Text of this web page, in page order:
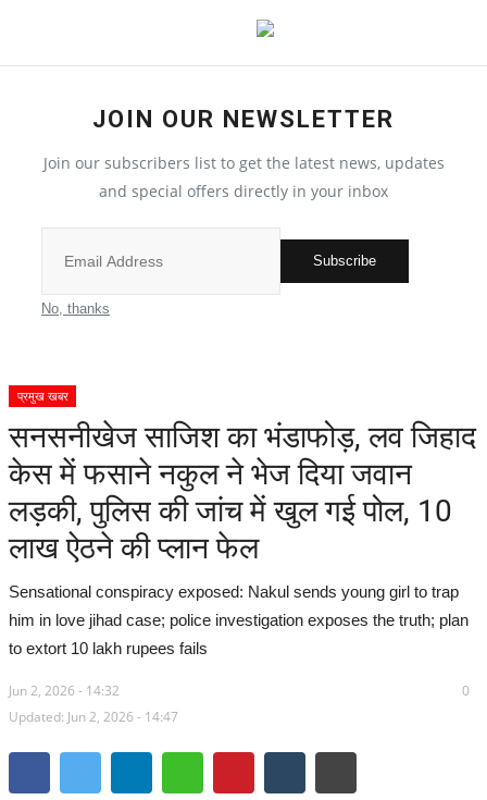
मुख्य समाचार
छत्तीसगढ़
All
सरगुजा संभाग
बिलासपुर संभाग
रायपुर संभाग
दुर्ग संभाग
बस्तर संभाग
JOIN OUR NEWSLETTER
Join our subscribers list to get the latest news, updates
and special offers directly in your inbox
Subscribe
No, thanks
प्रमुख खबर
सनसनीखेज साजिश का भंडाफोड़, लव जिहाद
केस में फसाने नकुल ने भेज दिया जवान
लड़की, पुलिस की जांच में खुल गई पोल, 10
लाख ऐठने की प्लान फेल
Sensational conspiracy exposed: Nakul sends young girl to trap
him in love jihad case; police investigation exposes the truth; plan
to extort 10 lakh rupees fails
Jun 2, 2026 - 14:32
Updated: Jun 2, 2026 - 14:47
0